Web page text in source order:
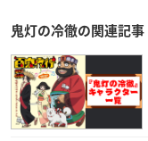
鬼灯の冷徹の関連記事